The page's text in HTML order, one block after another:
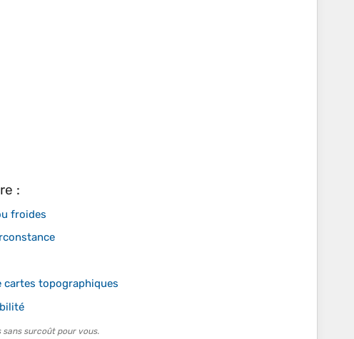
:
froides
cartes topographiques
surcoût pour vous.